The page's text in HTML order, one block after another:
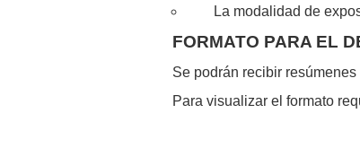
La modalidad de
FORMATO PARA EL
Se podrán recibir
Para visualizar el formato